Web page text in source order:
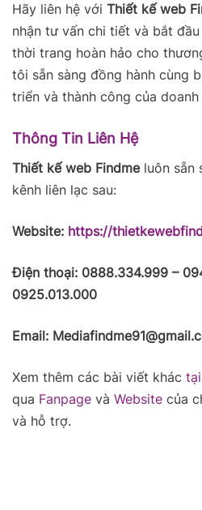
Hãy liên hệ với Thiết kế web
nhận tư vấn chi tiết và bắt
thời trang hoàn hảo cho
tôi sẵn sàng đồng hành cùng
triển và thành công của doanh
Thông Tin Liên Hệ
Thiết kế web Findmeluôn sẵn
kênh liên lạc sau:
Website: https://
Điện thoại: 0888.334.999 –
0925.013.000
Email:
Xem thêm các bài viết khác
qua Fanpage và Website của
và hỗ trợ.